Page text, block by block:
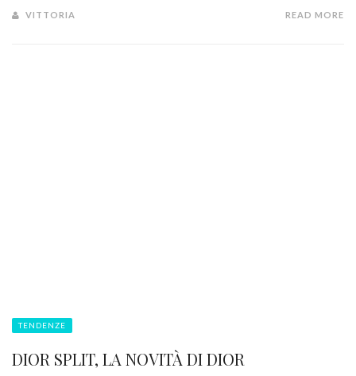
VITTORIA READ MORE
TENDENZE
DIOR SPLIT, LA NOVITÀ DI DIOR